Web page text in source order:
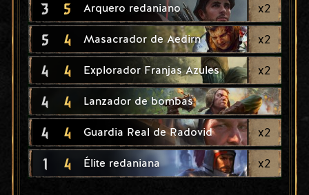
3 5 Arquero redaniano x2
5 4 Masacrador de Aedirn x2
4 4 Explorador Franjas Azules x2
4 4 Lanzador de bombas
4 4 Guardia Real de Radovid x2
1 4 Élite redaniana x2